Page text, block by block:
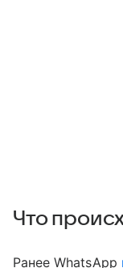
Что
Ранее WhatsApp